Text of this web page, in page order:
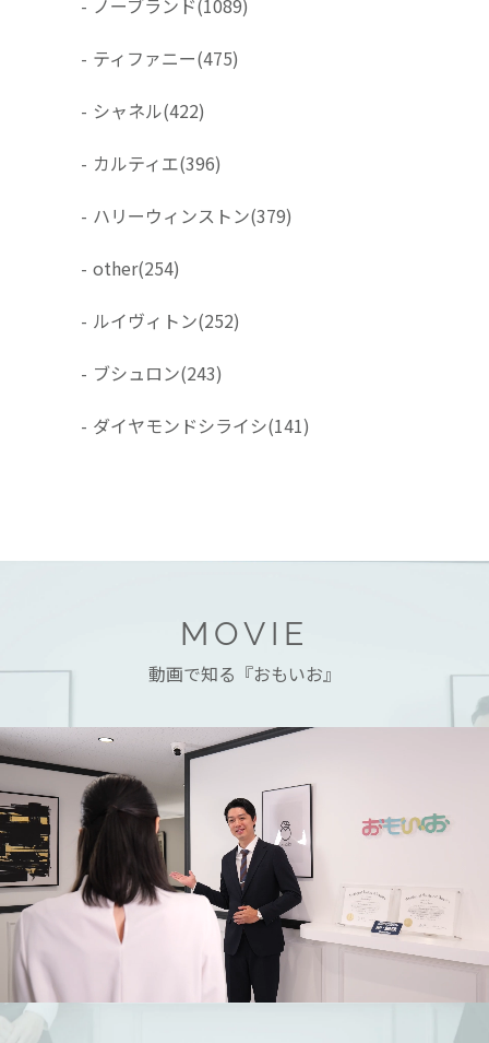
- ティファニー(475)
- シャネル(422)
- カルティエ(396)
- ハリーウィンストン(379)
- other(254)
- ルイヴィトン(252)
- ブシュロン(243)
- ダイヤモンドシライシ(141)
MOVIE
動画で知る『おもいお』